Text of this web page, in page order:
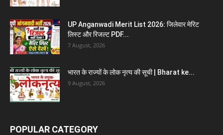
UP Anganwadi Merit List 2026: जिलेवार मेरिट
लिस्ट और रिजल्ट PDF...
7 August, 2026
भारत के राज्यों के लोक नृत्य की सूची | Bharat ke...
9 August, 2026
POPULAR CATEGORY